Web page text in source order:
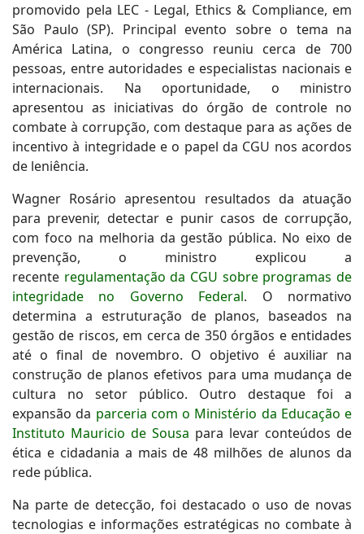
promovido pela LEC - Legal, Ethics & Compliance, em
São Paulo (SP). Principal evento sobre o tema na
América Latina, o congresso reuniu cerca de 700
pessoas, entre autoridades e especialistas nacionais e
internacionais. Na oportunidade, o ministro
apresentou as iniciativas do órgão de controle no
combate à corrupção, com destaque para as ações de
incentivo à integridade e o papel da CGU nos acordos
de leniência.
Wagner Rosário apresentou resultados da atuação
para prevenir, detectar e punir casos de corrupção,
com foco na melhoria da gestão pública. No eixo de
prevenção, o ministro explicou a
recente regulamentação da CGU sobre programas de
integridade no Governo Federal. O normativo
determina a estruturação de planos, baseados na
gestão de riscos, em cerca de 350 órgãos e entidades
até o final de novembro. O objetivo é auxiliar na
construção de planos efetivos para uma mudança de
cultura no setor público. Outro destaque foi a
expansão da parceria com o Ministério da Educação e
Instituto Mauricio de Sousa para levar conteúdos de
ética e cidadania a mais de 48 milhões de alunos da
rede pública.
Na parte de detecção, foi destacado o uso de novas
tecnologias e informações estratégicas no combate à